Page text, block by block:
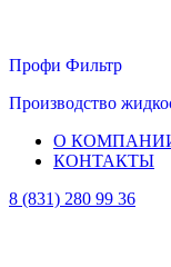
Профи Фильтр
Производство
О
КОНТАКТЫ
8 (831) 280 99 36